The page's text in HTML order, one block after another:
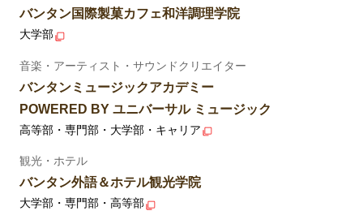
バンタン国際製菓カフェ和洋調理学院
大学部
音楽・アーティスト・サウンドクリエイター
バンタンミュージックアカデミー
POWERED BY ユニバーサル ミュージック
高等部・専門部・大学部・キャリア
観光・ホテル
バンタン外語＆ホテル観光学院
大学部・専門部・高等部